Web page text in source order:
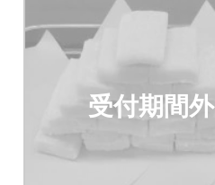
受付期間外